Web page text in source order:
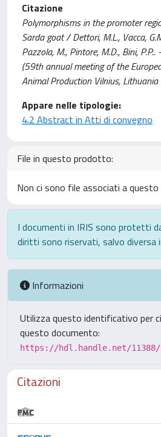
Citazione
Polymorphisms in the promoter
Sarda goat / Dettori, M.L., Vacca,
Pazzola, M., Pintore, M.D., Bini,
(59th annual meeting of the
Animal Production Vilnius,
Appare nelle tipologie:
4.2 Abstract in Atti di convegno
File in questo prodotto:
Non ci sono file associati a
I documenti in IRIS sono protetti
diritti sono riservati, salvo diversa
Informazioni
Utilizza questo identificativo per
questo documento:
https://hdl.handle.net/11388/
Citazioni